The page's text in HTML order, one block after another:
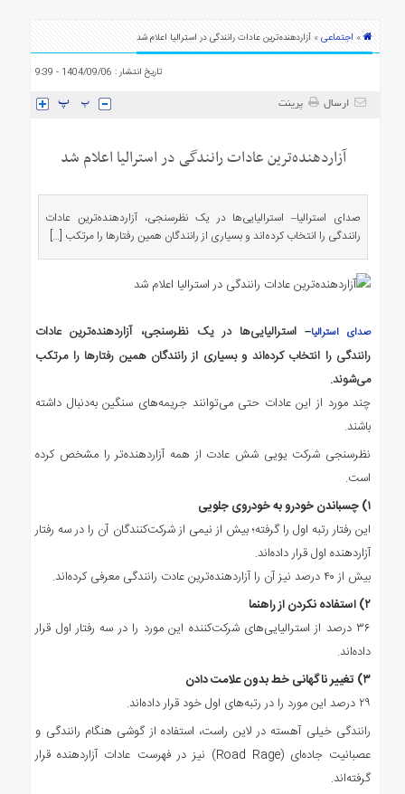
استرالیا
درباره
ارتباط
» اجتماعی» آزاردهنده‌ترین عادات رانندگی در استرالیا اعلام شد
تاریخ انتشار : 1404/09/06 - 9:39
ارسال پرینت
آزاردهنده‌ترین عادات رانندگی در استرالیا اعلام شد
صدای استرالیا– استرالیایی‌ها در یک نظرسنجی، آزاردهنده‌ترین عادات
رانندگی را انتخاب کرده‌اند و بسیاری از رانندگان همین رفتارها را مرتکب […]
صدای استرالیا– استرالیایی‌ها در یک نظرسنجی، آزاردهنده‌ترین عادات
رانندگی را انتخاب کرده‌اند و بسیاری از رانندگان همین رفتارها را مرتکب
می‌شوند.
چند مورد از این عادات حتی می‌توانند جریمه‌های سنگین به‌دنبال داشته
باشند.
نظرسنجی شرکت یویی شش عادت از همه آزاردهنده‌تر را مشخص کرده
است.
۱) چسباندن خودرو به خودروی جلویی
این رفتار رتبه اول را گرفته؛ بیش از نیمی از شرکت‌کنندگان آن را در سه رفتار
آزاردهنده اول قرار داده‌اند.
بیش از ۴۰ درصد نیز آن را آزاردهنده‌ترین عادت رانندگی معرفی کرده‌اند.
۲) استفاده نکردن از راهنما
۳۶ درصد از استرالیایی‌های شرکت‌کننده این مورد را در سه رفتار اول قرار
داده‌اند.
۳) تغییر ناگهانی خط بدون علامت دادن
۲۹ درصد این مورد را در رتبه‌های اول خود قرار داده‌اند.
رانندگی خیلی آهسته در لاین راست، استفاده از گوشی هنگام رانندگی و
عصبانیت جاده‌ای (Road Rage) نیز در فهرست عادات آزاردهنده قرار
گرفته‌اند.